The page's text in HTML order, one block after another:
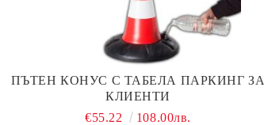
ПЪТЕН КОНУС С ТАБЕЛА ПАРКИНГ ЗА
КЛИЕНТИ
€55.22
108.00лв.